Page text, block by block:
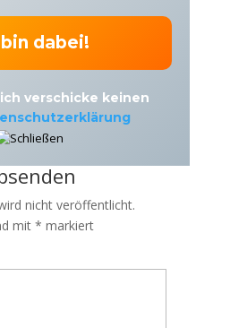
verschicke keinen
nicht veröffentlicht.
mit * markiert